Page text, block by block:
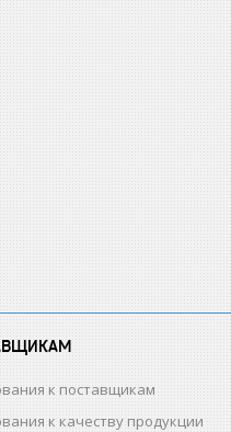
к поставщикам
к качеству продукции